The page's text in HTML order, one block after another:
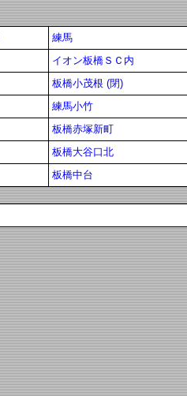
練馬
イオン板橋ＳＣ内
板橋小茂根 (閉)
練馬小竹
板橋赤塚新町
板橋大谷口北
板橋中台